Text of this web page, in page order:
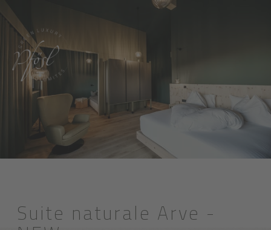
Suite naturale Arve -